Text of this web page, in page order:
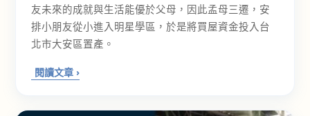
友未來的成就與生活能優於父母，因此孟母三遷，安
排小朋友從小進入明星學區，於是將買屋資金投入台
北市大安區置產。